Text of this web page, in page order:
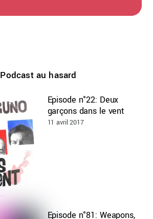
Podcast au hasard
Episode n°22: Deux
garçons dans le vent
11 avril 2017
Episode n°81: Weapons,